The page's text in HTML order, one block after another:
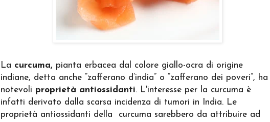
La curcuma, pianta erbacea dal colore giallo-ocra di origine
indiane, detta anche “zafferano d’india” o “zafferano dei poveri”, ha
notevoli proprietà antiossidanti. L'interesse per la curcuma è
infatti derivato dalla scarsa incidenza di tumori in India. Le
proprietà antiossidanti della curcuma sarebbero da attribuire ad